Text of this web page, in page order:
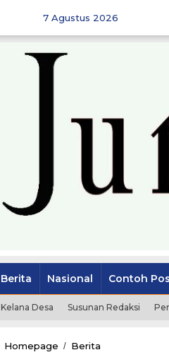
7 Agustus 2026
Berita Nasional Contoh Pos
Kelana Desa Susunan Redaksi
Homepage / Berita